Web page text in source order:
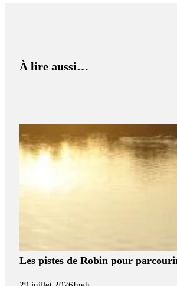
À lire aussi…
Les pistes de Robin pour